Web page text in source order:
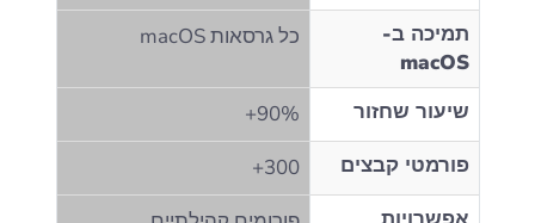
תמיכה ב-
macOS
כל גרסאות macOS
שיעור שחזור
90%+
פורמטי קבצים
300+